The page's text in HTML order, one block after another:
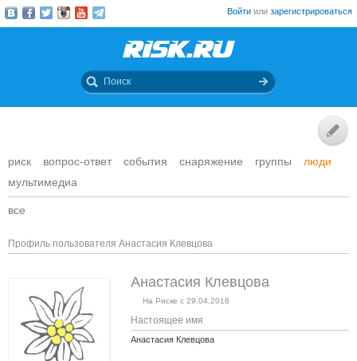
Войти или зарегистрироваться
риск вопрос-ответ события снаряжение группы
люди
мультимедиа
все
Профиль пользователя Анастасия Клевцова
Анастасия Клевцова
На Риске с 29.04.2016
Настоящее имя
Анастасия Клевцова